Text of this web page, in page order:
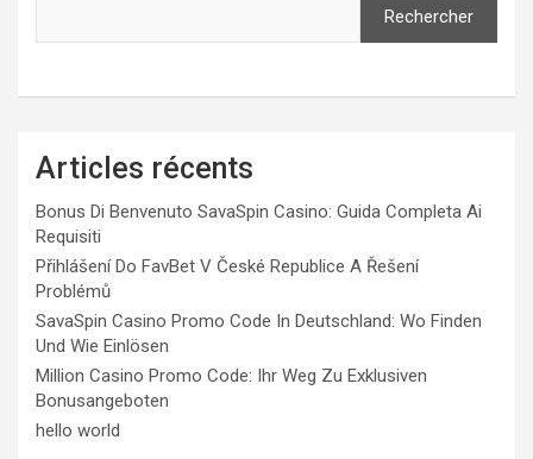
Rechercher
Articles récents
Bonus Di Benvenuto SavaSpin Casino: Guida Completa Ai
Requisiti
Přihlášení Do FavBet V České Republice A Řešení
Problémů
SavaSpin Casino Promo Code In Deutschland: Wo Finden
Und Wie Einlösen
Million Casino Promo Code: Ihr Weg Zu Exklusiven
Bonusangeboten
hello world